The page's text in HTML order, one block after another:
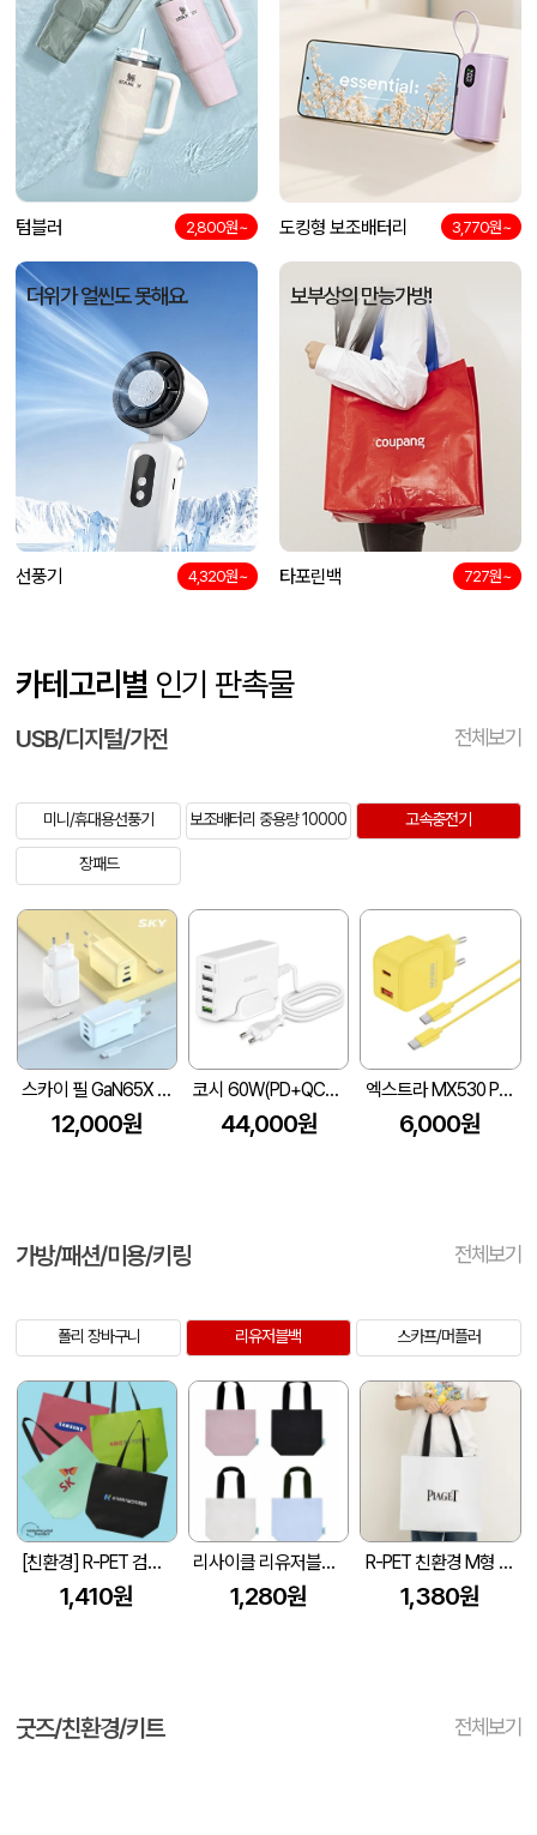
텀블러 2,800원~ 도킹형 보조배터리 3,770원~
더위가 얼씬도 못해요.
선풍기 4,320원~
보부상의 만능가방!
타포린백 727원~
카테고리별 인기 판촉물
USB/디지털/가전 전체보기
미니/휴대용선풍기 보조배터리 중용량 10000 고속충전기
장패드
스카이 필 GaN65X 4세대 초미니 65W 멀티 3포트 PD 초고속 충전 어댑터+1.2M 케이블
12,000원
코시 60W(PD+QC3.0) 5포트 멀티 고속 충전기
44,000원
엑스트라 MX530 PD PPS 초고속 듀얼 충전기
6,000원
가방/패션/미용/키링 전체보기
폴리 장바구니 리유저블백 스카프/머플러
[친환경] R-PET 검정내피 리유저블백 (4색/중형/170g)(450x150x400mm)
1,410원
리사이클 리유저블백 4컬러 GRS인증 40*35*15
1,280원
R-PET 친환경 M형 리유저블백 (450x150x400mm)
1,380원
굿즈/친환경/키트 전체보기